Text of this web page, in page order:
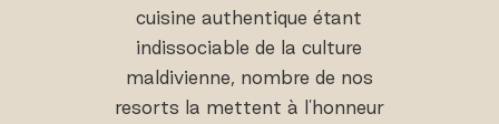
cuisine authentique étant
indissociable de la culture
maldivienne, nombre de nos
resorts la mettent à l'honneur